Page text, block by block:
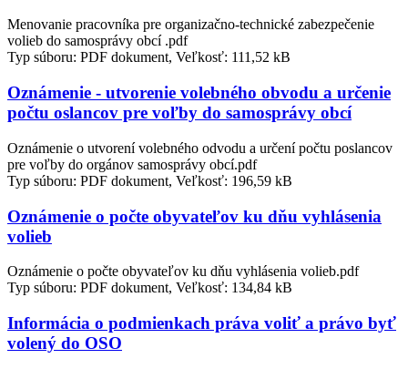
Menovanie pracovníka pre organizačno-technické zabezpečenie
volieb do samosprávy obcí .pdf
Typ súboru: PDF dokument, Veľkosť: 111,52 kB
Oznámenie - utvorenie volebného obvodu a určenie
počtu oslancov pre voľby do samosprávy obcí
Oznámenie o utvorení volebného odvodu a určení počtu poslancov
pre voľby do orgánov samosprávy obcí.pdf
Typ súboru: PDF dokument, Veľkosť: 196,59 kB
Oznámenie o počte obyvateľov ku dňu vyhlásenia
volieb
Oznámenie o počte obyvateľov ku dňu vyhlásenia volieb.pdf
Typ súboru: PDF dokument, Veľkosť: 134,84 kB
Informácia o podmienkach práva voliť a právo byť
volený do OSO